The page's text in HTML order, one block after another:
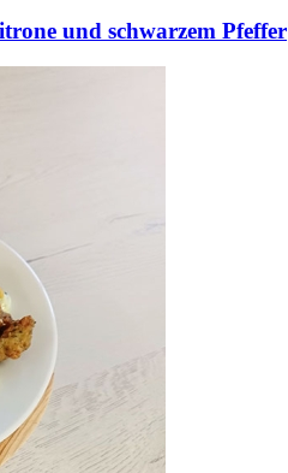
und schwarzem Pfeffer